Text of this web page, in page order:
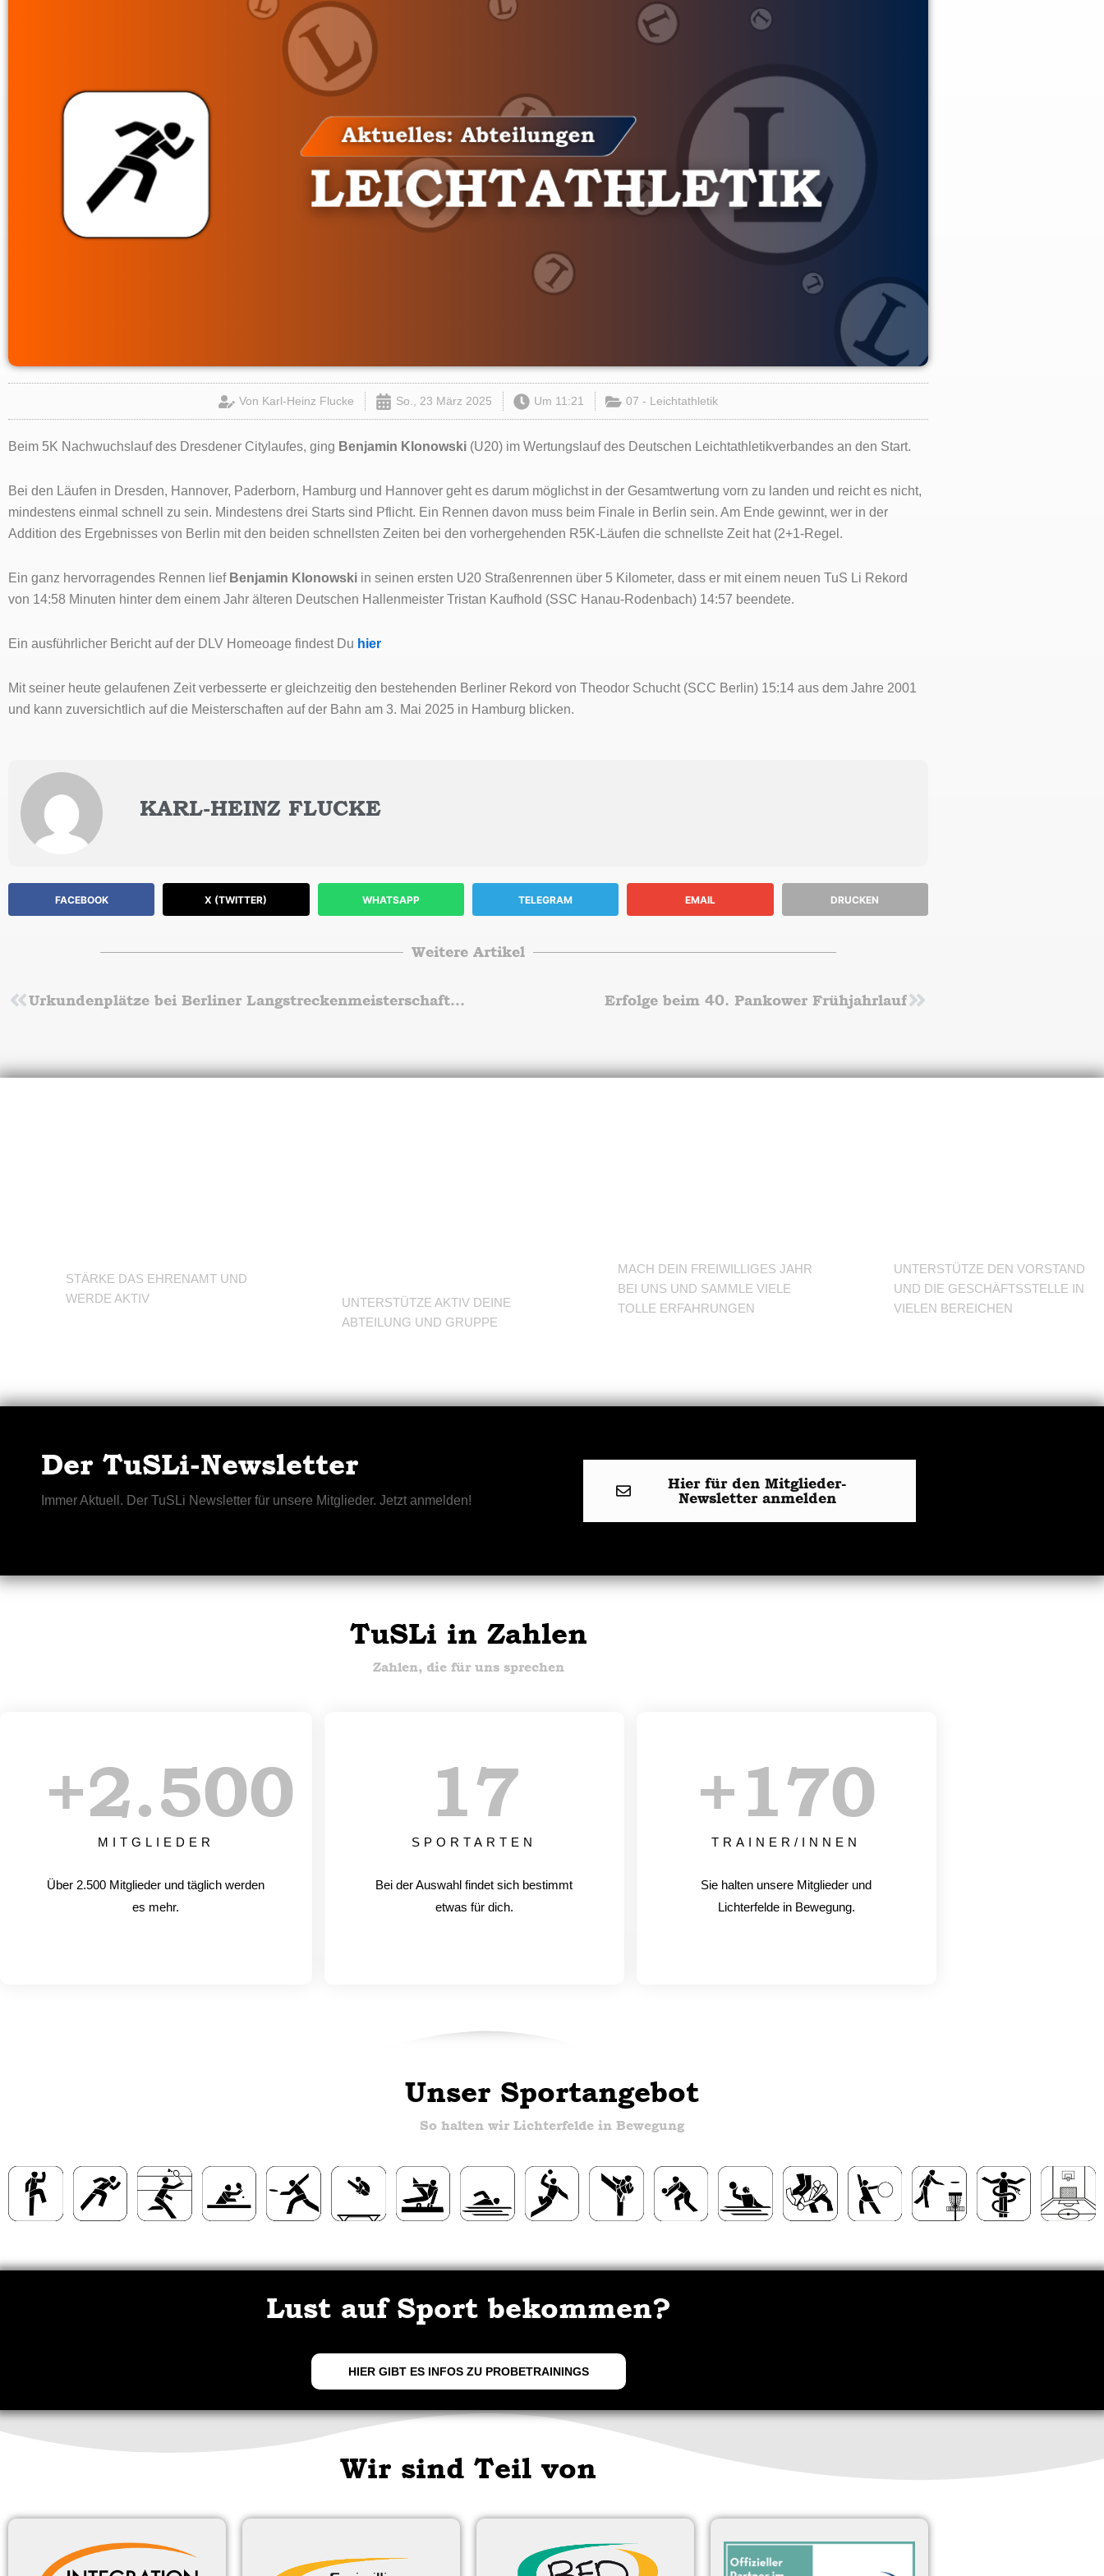
Von Karl-Heinz Flucke So., 23 März 2025 Um 11:21 07 - Leichtathletik
Beim 5K Nachwuchslauf des Dresdener Citylaufes, ging Benjamin Klonowski (U20) im Wertungslauf des Deutschen Leichtathletikverbandes an den Start.
Bei den Läufen in Dresden, Hannover, Paderborn, Hamburg und Hannover geht es darum möglichst in der Gesamtwertung vorn zu landen und reicht es nicht,
mindestens einmal schnell zu sein. Mindestens drei Starts sind Pflicht. Ein Rennen davon muss beim Finale in Berlin sein. Am Ende gewinnt, wer in der
Addition des Ergebnisses von Berlin mit den beiden schnellsten Zeiten bei den vorhergehenden R5K-Läufen die schnellste Zeit hat (2+1-Regel.
Ein ganz hervorragendes Rennen lief Benjamin Klonowski in seinen ersten U20 Straßenrennen über 5 Kilometer, dass er mit einem neuen TuS Li Rekord
von 14:58 Minuten hinter dem einem Jahr älteren Deutschen Hallenmeister Tristan Kaufhold (SSC Hanau-Rodenbach) 14:57 beendete.
Ein ausführlicher Bericht auf der DLV Homeoage findest Du hier
Mit seiner heute gelaufenen Zeit verbesserte er gleichzeitig den bestehenden Berliner Rekord von Theodor Schucht (SCC Berlin) 15:14 aus dem Jahre 2001
und kann zuversichtlich auf die Meisterschaften auf der Bahn am 3. Mai 2025 in Hamburg blicken.
KARL-HEINZ FLUCKE
FACEBOOK X (TWITTER) WHATSAPP TELEGRAM EMAIL DRUCKEN
Weitere Artikel
Zurück Urkundenplätze bei Berliner Langstreckenmeisterschaften Erfolge beim 40. Pankower FrühjahrlaufNächster
STÄRKE DAS EHRENAMT UND
WERDE AKTIV
UNTERSTÜTZE AKTIV DEINE
ABTEILUNG UND GRUPPE
MACH DEIN FREIWILLIGES JAHR
BEI UNS UND SAMMLE VIELE
TOLLE ERFAHRUNGEN
UNTERSTÜTZE DEN VORSTAND
UND DIE GESCHÄFTSSTELLE IN
VIELEN BEREICHEN
Der TuSLi-Newsletter
Immer Aktuell. Der TuSLi Newsletter für unsere Mitglieder. Jetzt anmelden!
Hier für den Mitglieder-
Newsletter anmelden
TuSLi in Zahlen
Zahlen, die für uns sprechen
MITGLIEDER
+2.500
Über 2.500 Mitglieder und täglich werden
es mehr.
SPORTARTEN
17
Bei der Auswahl findet sich bestimmt
etwas für dich.
TRAINER/INNEN
+170
Sie halten unsere Mitglieder und
Lichterfelde in Bewegung.
Unser Sportangebot
So halten wir Lichterfelde in Bewegung
Lust auf Sport bekommen?
HIER GIBT ES INFOS ZU PROBETRAININGS
Wir sind Teil von